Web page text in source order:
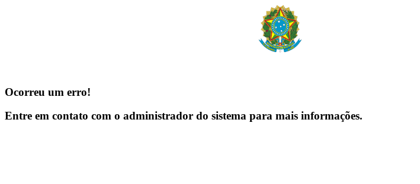
Ocorreu um erro!
Entre em contato com o administrador do sistema para mais informações.